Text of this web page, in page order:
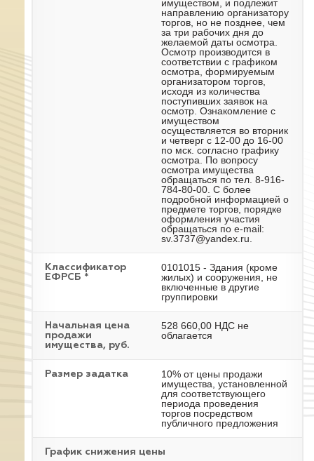
имуществом, и подлежит
направлению организатору
торгов, но не позднее, чем
за три рабочих дня до
желаемой даты осмотра.
Осмотр производится в
соответствии с графиком
осмотра, формируемым
организатором торгов,
исходя из количества
поступивших заявок на
осмотр. Ознакомление с
имуществом
осуществляется во вторник
и четверг с 12-00 до 16-00
по мск. согласно графику
осмотра. По вопросу
осмотра имущества
обращаться по тел. 8-916-
784-80-00. С более
подробной информацией о
предмете торгов, порядке
оформления участия
обращаться по e-mail:
sv.3737@yandex.ru.
Классификатор
ЕФРСБ *
0101015 - Здания (кроме
жилых) и сооружения, не
включенные в другие
группировки
Начальная цена
продажи
имущества, руб.
528 660,00 НДС не
облагается
Размер задатка
10% от цены продажи
имущества, установленной
для соответствующего
периода проведения
торгов посредством
публичного предложения
График снижения цены